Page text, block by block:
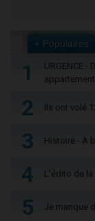
+ Populaires
1
URGENCE -
2 Ils ont volé
3 Histoire - À
4 L'édito de la
5 Je manque